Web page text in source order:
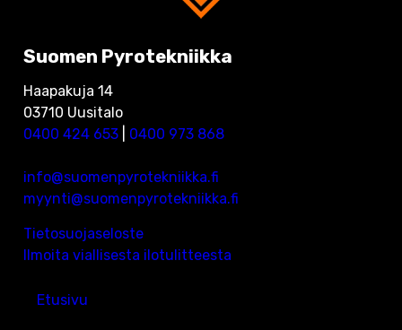
Suomen Pyrotekniikka
Haapakuja 14
03710 Uusitalo
0400 424 653
0400 973 868
info@suomenpyrotekniikka.fi
myynti@suomenpyrotekniikka.fi
Tietosuojaseloste
Ilmoita viallisesta ilotulitteesta
Etusivu